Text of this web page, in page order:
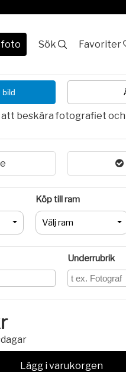
foto Sök Favoriter
bild
beskära fotografiet
Köp till ram
Välj ram
Underrubrik
Lägg i varukorgen